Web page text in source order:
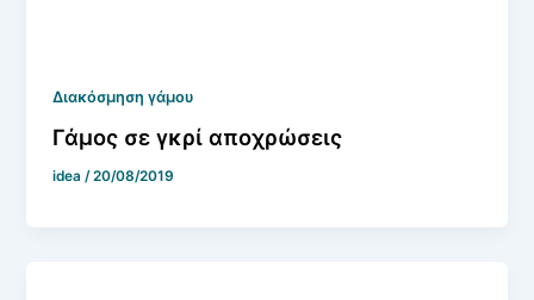
Διακόσμηση γάμου
Γάμος σε γκρί αποχρώσεις
idea/20/08/2019